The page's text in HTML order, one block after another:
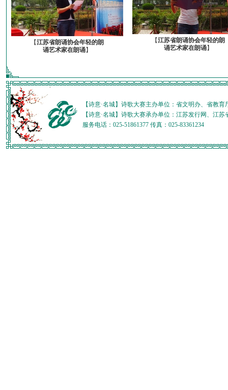
【江苏省朗诵协会年轻的朗
诵艺术家在朗诵】
【江苏省朗诵协会年轻的朗
诵艺术家在朗诵】
【诗意·名城】诗歌大赛主办单位：省文明办、省教
【诗意·名城】诗歌大赛承办单位：江苏发行网、江
服务电话：025-51861377 传真：025-83361234